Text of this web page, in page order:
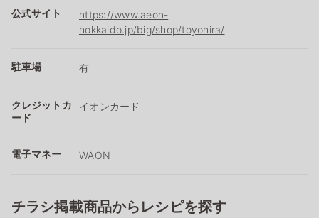
公式サイト
https://www.aeon-
hokkaido.jp/big/shop/toyohira/
駐車場 有
クレジットカ
ード
イオンカード
電子マネー WAON
チラシ掲載商品からレシピを探す